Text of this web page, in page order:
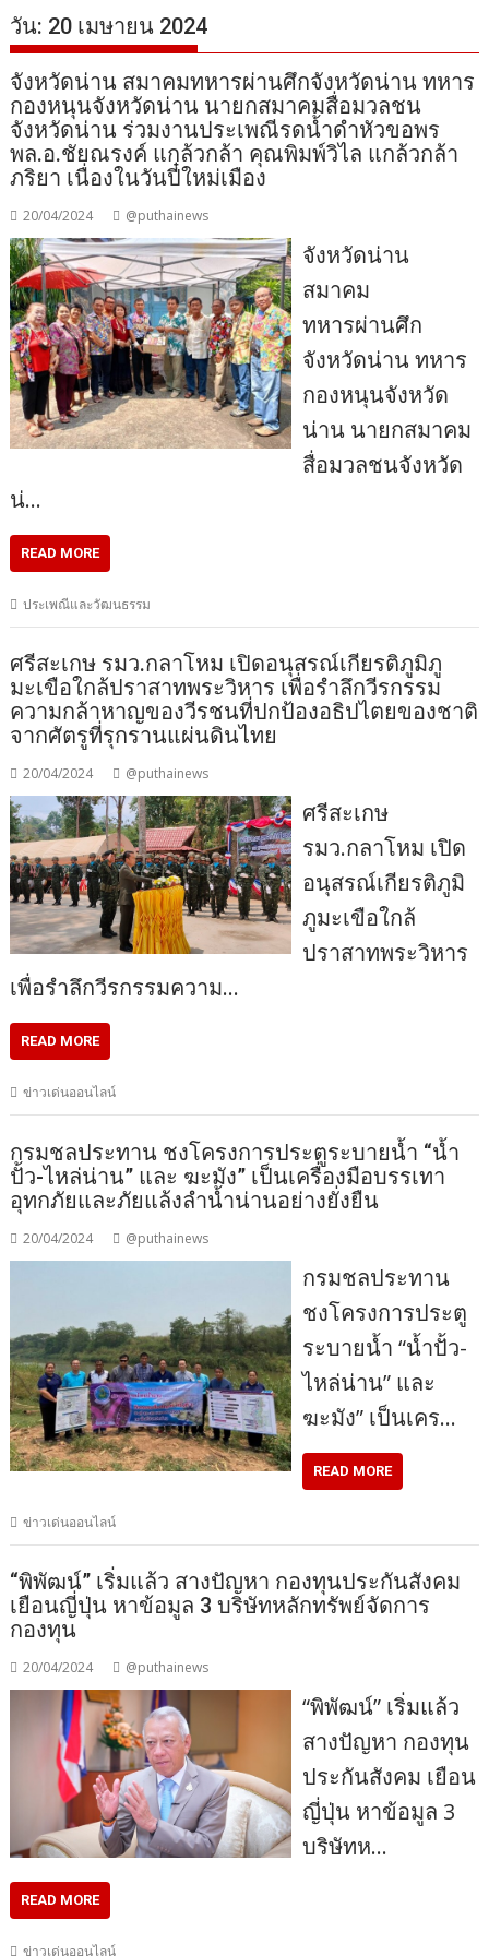
วัน: 20 เมษายน 2024
จังหวัดน่าน สมาคมทหารผ่านศึกจังหวัดน่าน ทหาร
กองหนุนจังหวัดน่าน นายกสมาคมสื่อมวลชน
จังหวัดน่าน ร่วมงานประเพณีรดน้ำดำหัวขอพร
พล.อ.ชัยณรงค์ แกล้วกล้า คุณพิมพ์วิไล แกล้วกล้า
ภริยา เนื่องในวันปี๋ใหม่เมือง
20/04/2024 @puthainews
จังหวัดน่าน
สมาคม
ทหารผ่านศึก
จังหวัดน่าน ทหาร
กองหนุนจังหวัด
น่าน นายกสมาคม
สื่อมวลชนจังหวัด
น่…
READ MORE
ประเพณีและวัฒนธรรม
ศรีสะเกษ รมว.กลาโหม เปิดอนุสรณ์เกียรติภูมิภู
มะเขือใกล้ปราสาทพระวิหาร เพื่อรำลึกวีรกรรม
ความกล้าหาญของวีรชนที่ปกป้องอธิปไตยของชาติ
จากศัตรูที่รุกรานแผ่นดินไทย
20/04/2024 @puthainews
ศรีสะเกษ
รมว.กลาโหม เปิด
อนุสรณ์เกียรติภูมิ
ภูมะเขือใกล้
ปราสาทพระวิหาร
เพื่อรำลึกวีรกรรมความ…
READ MORE
ข่าวเด่นออนไลน์
กรมชลประทาน ชงโครงการประตูระบายน้ำ “น้ำ
ปั้ว-ไหล่น่าน” และ ฆะมัง” เป็นเครื่องมือบรรเทา
อุทกภัยและภัยแล้งลำน้ำน่านอย่างยั่งยืน
20/04/2024 @puthainews
กรมชลประทาน
ชงโครงการประตู
ระบายน้ำ “น้ำปั้ว-
ไหล่น่าน” และ
ฆะมัง” เป็นเคร…
READ MORE
ข่าวเด่นออนไลน์
“พิพัฒน์” เริ่มแล้ว สางปัญหา กองทุนประกันสังคม
เยือนญี่ปุ่น หาข้อมูล 3 บริษัทหลักทรัพย์จัดการ
กองทุน
20/04/2024 @puthainews
“พิพัฒน์” เริ่มแล้ว
สางปัญหา กองทุน
ประกันสังคม เยือน
ญี่ปุ่น หาข้อมูล 3
บริษัทห…
READ MORE
ข่าวเด่นออนไลน์